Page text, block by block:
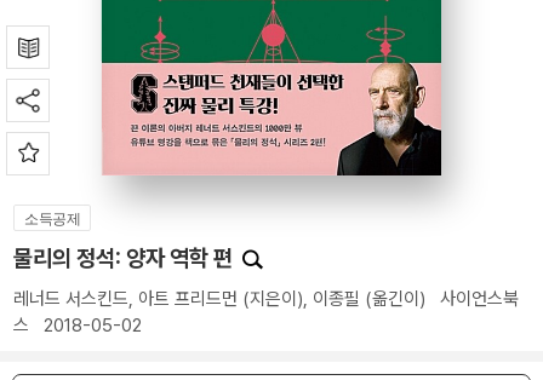
소득공제
물리의 정석: 양자 역학 편
레너드 서스킨드, 아트 프리드먼 (지은이), 이종필 (옮긴이) 사이언스북
스 2018-05-02